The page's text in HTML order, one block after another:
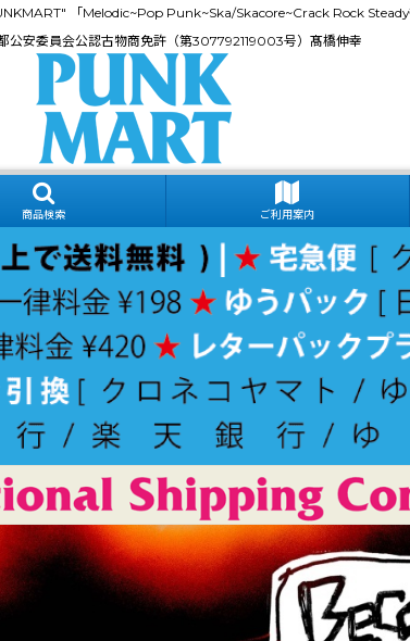
「Melodic~Pop Punk~Ska/Skacore~Crack Rock Steady
公安委員会公認古物商免許（第307792119003号）髙橋伸幸
商品検索 ご利用案内